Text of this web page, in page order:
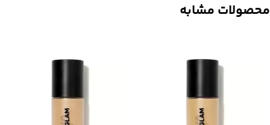
محصولات مشابه